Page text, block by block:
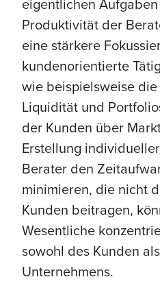
Produktivität der
eine stärkere
kundenorientierte
wie beispielsweise
Liquidität und
der Kunden über
Erstellung
Berater den
minimieren, die nicht
Kunden beitragen,
Wesentliche
sowohl des Kunden
Unternehmens.